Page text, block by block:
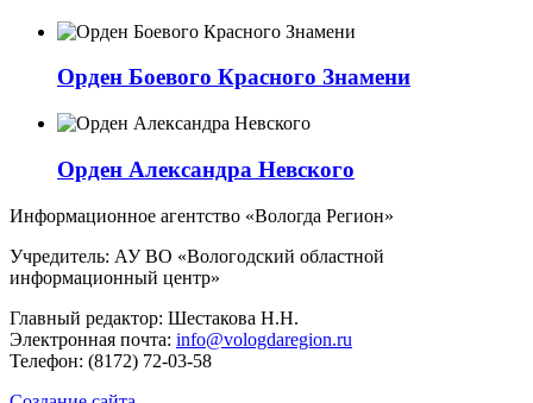
Орден Боевого Красного Знамени
Орден Александра Невского
Информационное агентство «Вологда Регион»
Учредитель: АУ ВО «Вологодский областной
информационный центр»
Главный редактор: Шестакова Н.Н.
Электронная почта: info@vologdaregion.ru
Телефон: (8172) 72-03-58